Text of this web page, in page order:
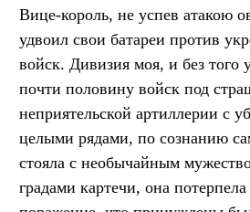
Вице-король, не успев атакою
удвоил свои батареи против
войск. Дивизия моя, и без того
почти половину войск под
неприятельской артиллерии с
целыми рядами, по сознанию
стояла с необычайным
градами картечи, она